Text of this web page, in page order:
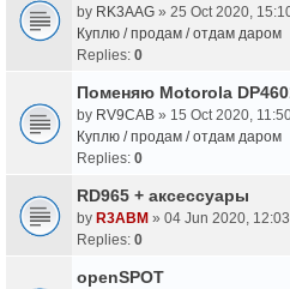
by RK3AAG » 25 Oct 2020,
Куплю / продам / отдам даром
Replies: 0
Поменяю Motorola
by RV9CAB » 15 Oct 2020,
Куплю / продам / отдам даром
Replies: 0
RD965 + аксессуары
by R3ABM » 04 Jun 2020,
Replies: 0
openSPOT